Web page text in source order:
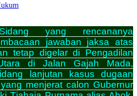
yang rencananya
jawaban jaksa atas
tetap digelar di Pengadilan
di Jalan Gajah Mada,
lanjutan kasus dugaan
menjerat calon Gubernur